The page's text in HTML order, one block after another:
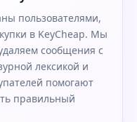
пользователями,
в KeyCheap. Мы
сообщения с
лексикой и
помогают
правильный